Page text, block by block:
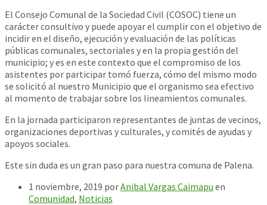
El Consejo Comunal de la Sociedad Civil (COSOC) tiene un
carácter consultivo y puede apoyar el cumplir con el objetivo de
incidir en el diseño, ejecución y evaluación de las políticas
públicas comunales, sectoriales y en la propia gestión del
municipio; y es en este contexto que el compromiso de los
asistentes por participar tomó fuerza, cómo del mismo modo
se solicitó al nuestro Municipio que el organismo sea efectivo
al momento de trabajar sobre los lineamientos comunales.
En la jornada participaron representantes de juntas de vecinos,
organizaciones deportivas y culturales, y comités de ayudas y
apoyos sociales.
Este sin duda es un gran paso para nuestra comuna de Palena.
1 noviembre, 2019 porAnibal Vargas Caimapu en
Comunidad, Noticias